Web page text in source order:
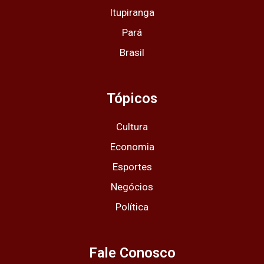
Itupiranga
Pará
Brasil
Tópicos
Cultura
Economia
Esportes
Negócios
Política
Fale Conosco